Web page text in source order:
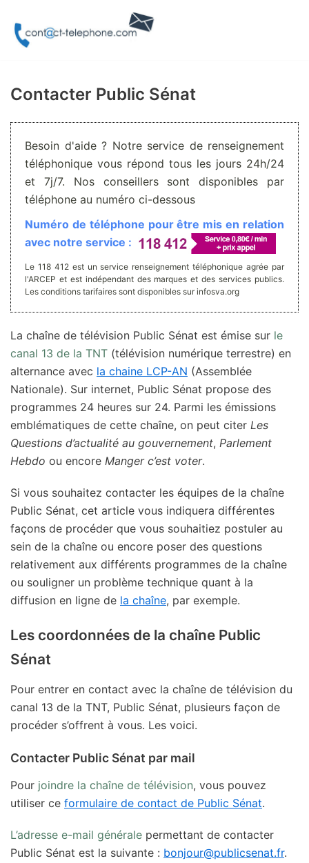
Aller
Contacter Public Sénat
Besoin d'aide ? Notre service de renseignement
téléphonique vous répond tous les jours 24h/24
et 7j/7. Nos conseillers sont disponibles par
téléphone au numéro ci-dessous
Numéro de téléphone pour être mis en relation
avec notre service :
Le 118 412 est un service renseignement téléphonique agrée par
l'ARCEP et est indépendant des marques et des services publics.
Les conditions tarifaires sont disponibles sur infosva.org
La chaîne de télévision Public Sénat est émise sur le
canal 13 de la TNT (télévision numérique terrestre) en
alternance avec la chaine LCP-AN (Assemblée
Nationale). Sur internet, Public Sénat propose des
programmes 24 heures sur 24. Parmi les émissions
emblématiques de cette chaîne, on peut citer Les
Questions d’actualité au gouvernement, Parlement
Hebdo ou encore Manger c’est voter.
Si vous souhaitez contacter les équipes de la chaîne
Public Sénat, cet article vous indiquera différentes
façons de procéder que vous souhaitiez postuler au
sein de la chaîne ou encore poser des questions
relativement aux différents programmes de la chaîne
ou souligner un problème technique quant à la
diffusion en ligne de la chaîne, par exemple.
Les coordonnées de la chaîne Public
Sénat
Pour entrer en contact avec la chaîne de télévision du
canal 13 de la TNT, Public Sénat, plusieurs façon de
procéder s’offrent à vous. Les voici.
Contacter Public Sénat par mail
Pour joindre la chaîne de télévision, vous pouvez
utiliser ce formulaire de contact de Public Sénat.
L’adresse e-mail générale permettant de contacter
Public Sénat est la suivante : bonjour@publicsenat.fr.